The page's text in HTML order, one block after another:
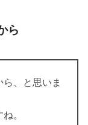
ら
、と思いま
。